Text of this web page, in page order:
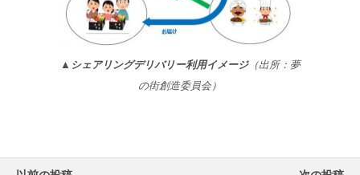
▲シェアリングデリバリー利用イメージ（出所：夢
の街創造委員会）